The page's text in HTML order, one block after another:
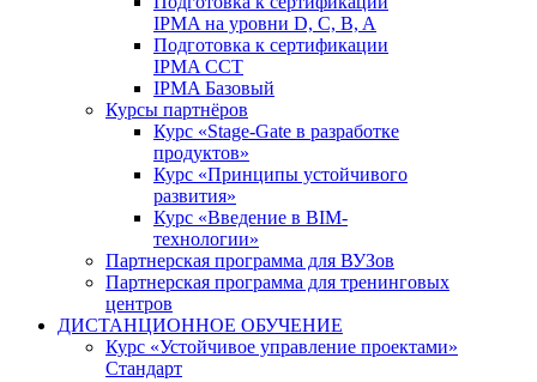
IPMA на уровни D, C, B, A
Подготовка к сертификации
IPMA CCT
IPMA Базовый
Курсы партнёров
Курс «Stage-Gate в разработке
продуктов»
Курс «Принципы устойчивого
развития»
Курс «Введение в BIM-
технологии»
Партнерская программа для ВУЗов
Партнерская программа для тренинговых
центров
ДИСТАНЦИОННОЕ ОБУЧЕНИЕ
Курс «Устойчивое управление проектами»
Стандарт